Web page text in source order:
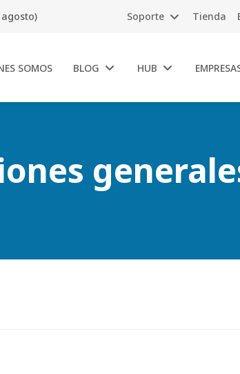
Soporte Tienda
SOMOS BLOG HUB